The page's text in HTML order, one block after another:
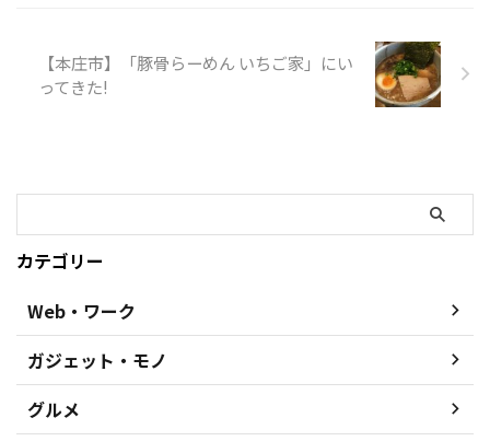
【本庄市】「豚骨らーめん いちご家」にい
ってきた!
カテゴリー
Web・ワーク
ガジェット・モノ
グルメ